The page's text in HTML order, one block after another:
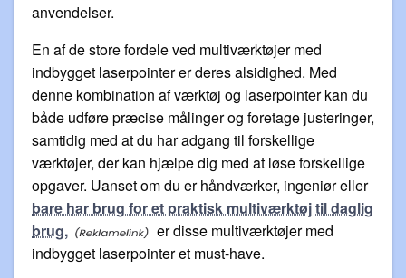
anvendelser.
En af de store fordele ved multiværktøjer med
indbygget laserpointer er deres alsidighed. Med
denne kombination af værktøj og laserpointer kan du
både udføre præcise målinger og foretage justeringer,
samtidig med at du har adgang til forskellige
værktøjer, der kan hjælpe dig med at løse forskellige
opgaver. Uanset om du er håndværker, ingeniør eller
bare har brug for et praktisk multiværktøj til daglig
brug,
er disse multiværktøjer med
indbygget laserpointer et must-have.